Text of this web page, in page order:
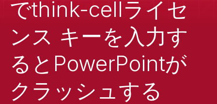
でthink-cellライセ
ンス キーを入力す
るとPowerPointが
クラッシュする